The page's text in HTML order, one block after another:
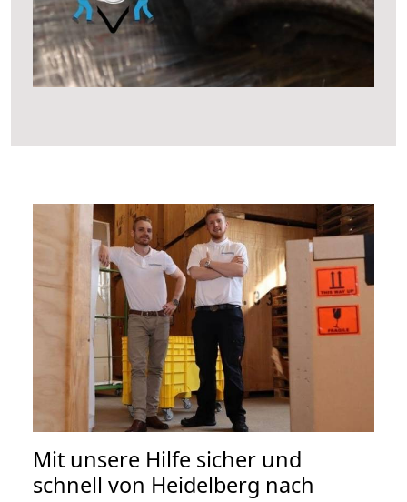
Mit unsere Hilfe sicher und
schnell von Heidelberg nach